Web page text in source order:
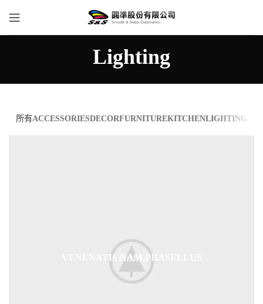
Lighting
所有ACCESSORIESDECORFURNITUREKITCHENLIGHTING
LIGHTING
VENENATIS NAM PHASELLUS